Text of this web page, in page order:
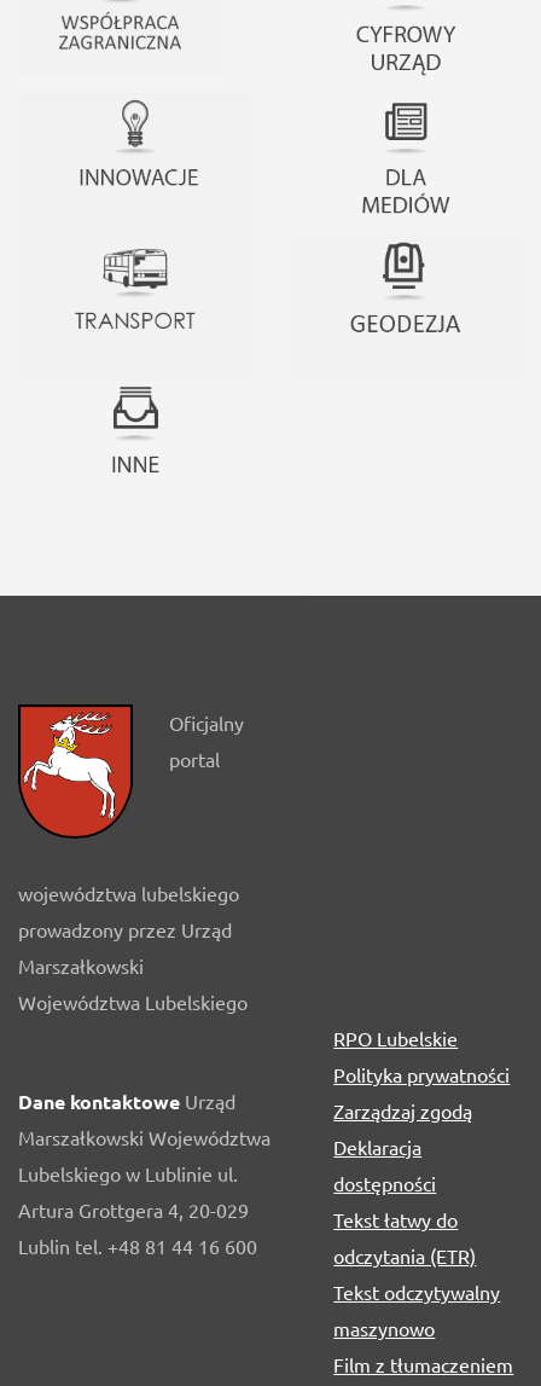
Oficjalny
portal
województwa lubelskiego
prowadzony przez Urząd
Marszałkowski
Województwa Lubelskiego
Dane kontaktowe Urząd
Marszałkowski Województwa
Lubelskiego w Lublinie ul.
Artura Grottgera 4, 20-029
Lublin tel. +48 81 44 16 600
RPO Lubelskie
Polityka prywatności
Zarządzaj zgodą
Deklaracja
dostępności
Tekst łatwy do
odczytania (ETR)
Tekst odczytywalny
maszynowo
Film z tłumaczeniem